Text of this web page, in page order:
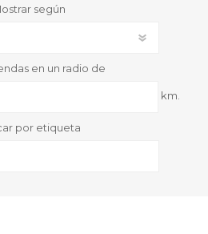
según
en un radio de
km.
por etiqueta